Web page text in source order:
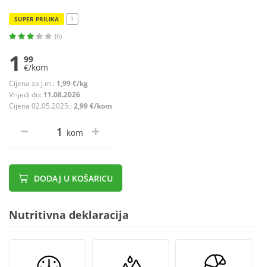
SUPER PRILIKA !
(6)
1 99
€/kom
Cijena za j.m.: 1,99 €/kg
Vrijedi do: 11.08.2026
Cijena 02.05.2025.: 2,99 €/kom
kom
DODAJ U KOŠARICU
Nutritivna deklaracija